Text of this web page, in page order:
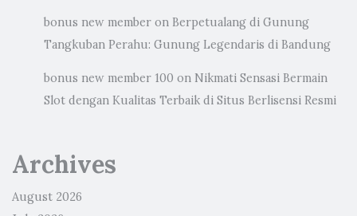
bonus new member on Berpetualang di Gunung
Tangkuban Perahu: Gunung Legendaris di Bandung
bonus new member 100 on Nikmati Sensasi Bermain
Slot dengan Kualitas Terbaik di Situs Berlisensi Resmi
Archives
August 2026